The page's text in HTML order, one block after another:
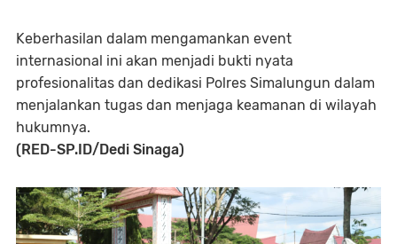
Keberhasilan dalam mengamankan event
internasional ini akan menjadi bukti nyata
profesionalitas dan dedikasi Polres Simalungun dalam
menjalankan tugas dan menjaga keamanan di wilayah
hukumnya.
(RED-SP.ID/Dedi Sinaga)